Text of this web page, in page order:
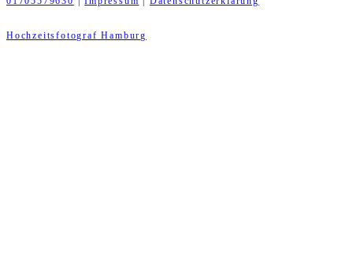
Hochzeitsfotograf Hamburg